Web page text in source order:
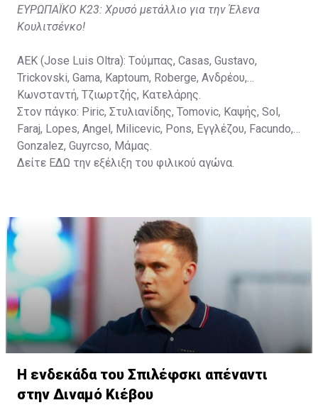
ΕΥΡΩΠΑΪΚΟ Κ23: Χρυσό μετάλλιο για την Έλενα
Κουλιτσένκο!
ΑΕΚ (Jose Luis Oltra): Tούμπας, Casas, Gustavo,
Trickovski, Gama, Κaptoum, Roberge, Aνδρέου,
Κωνσταντή, Τζιωρτζής, Κατελάρης.
Στον πάγκο: Piric, Στυλιανίδης, Tomovic, Καψής, Sol,
Faraj, Lopes, Angel, Milicevic, Pons, Εγγλέζου, Facundo,
Gonzalez, Guyrcso, Μάμας.
Δείτε ΕΔΩ την εξέλιξη του φιλικού αγώνα.
Η ενδεκάδα του Σπιλέφσκι απέναντι
στην Διναμό Κιέβου